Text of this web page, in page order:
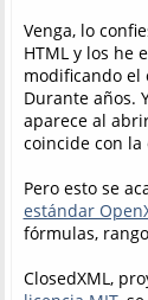
Venga, lo
HTML y los he
modificando el
Durante años.
aparece al
coincide con la
Pero esto se
estándar
fórmulas,
ClosedXML,